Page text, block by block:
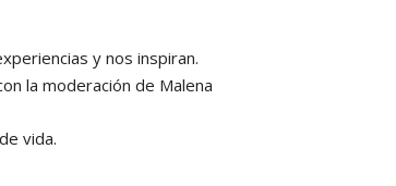
y nos inspiran.
la moderación de Malena
vida.